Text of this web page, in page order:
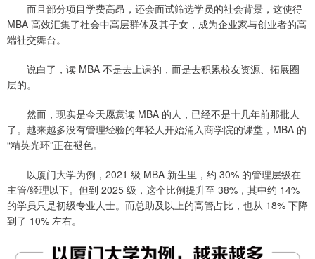
而且部分项目学费高昂，还会面试筛选学员的社会背景，这使得
MBA 高效汇集了社会中高层群体及其子女，成为企业家与创业者的高
端社交舞台。
说白了，读 MBA 不是去上课的，而是去积累校友资源、拓展圈
层的。
然而，现实是今天愿意读 MBA 的人，已经不是十几年前那批人
了。越来越多没有管理经验的年轻人开始涌入商学院的课堂，MBA 的
“精英光环”正在褪色。
以厦门大学为例，2021 级 MBA 新生里，约 30% 的管理层级在
主管/经理以下。但到 2025 级，这个比例提升至 38%，其中约 14%
的学员只是初级专业人士。而总助及以上的高管占比，也从 18% 下降
到了 10% 左右。